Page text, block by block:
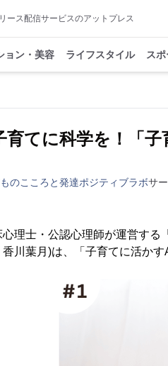
ース配信サービスのアットプレス
ョン・美容 ライフスタイル ス
育てに科学を！「
のこころと発達ポジティブラボサ
心理士・公認心理師が運営する
香川葉月)は、「子育てに活か